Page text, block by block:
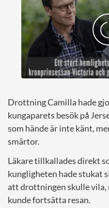
Drottning Camilla hade
kungaparets besök på
som hände är inte känt,
smärtor.
Läkare tillkallades direkt
kungligheten hade stukat
att drottningen skulle vila,
kunde fortsätta resan.